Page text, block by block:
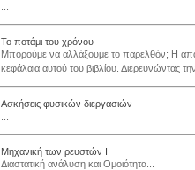
Το ποτάμι του χρόνου
Μπορούμε να αλλάξουμε το παρελθόν; Η
κεφάλαια αυτού του βιβλίου. Διερευνώντας
Ασκήσεις φυσικών διεργασιών
Μηχανική των ρευστών Ι
Διαστατική ανάλυση και Ομοιότητα...